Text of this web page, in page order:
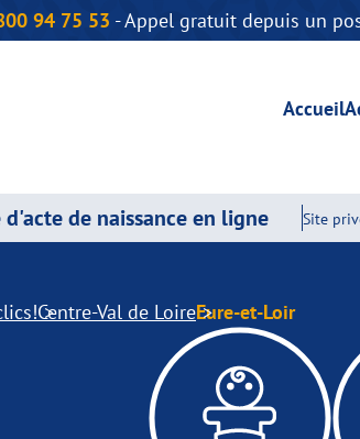
94 75 53 - Appel gratuit depuis un
Accueil
d'acte de naissance en ligne Site
Centre-Val de LoireEure-et-Loir